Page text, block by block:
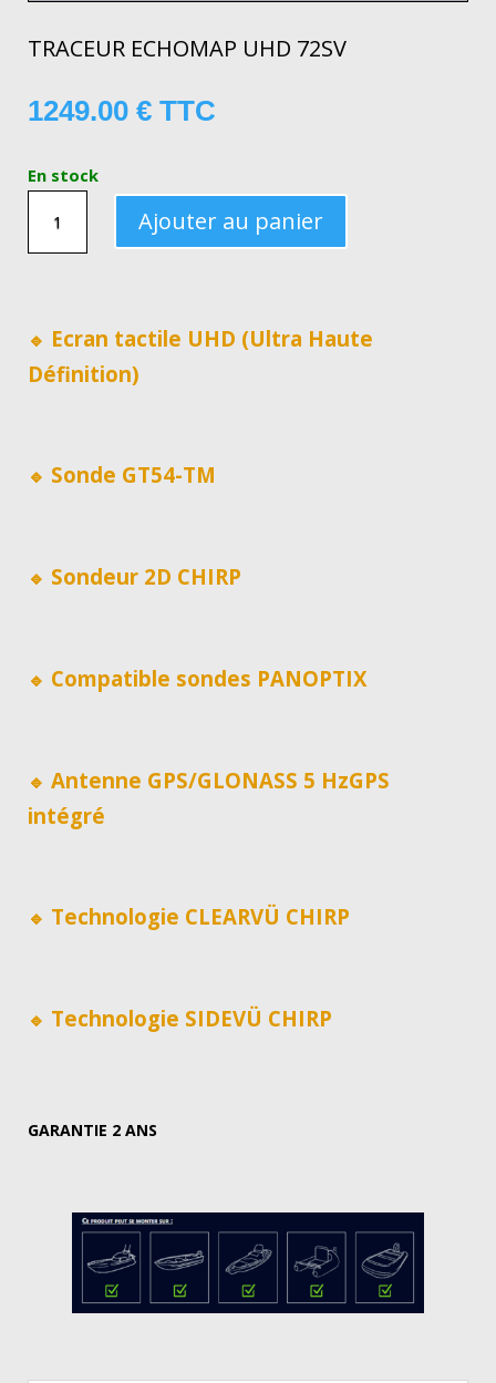
TRACEUR ECHOMAP UHD 72SV
1249.00 € TTC
En stock
QUANTITÉ
UHD
72SV
Ajouter au panier
🔹 Ecran tactile UHD (Ultra Haute
Définition)
🔹 Sonde GT54-TM
🔹 Sondeur 2D CHIRP
🔹 Compatible sondes PANOPTIX
🔹 Antenne GPS/GLONASS 5 HzGPS
intégré
🔹 Technologie CLEARVÜ CHIRP
🔹 Technologie SIDEVÜ CHIRP
GARANTIE 2 ANS